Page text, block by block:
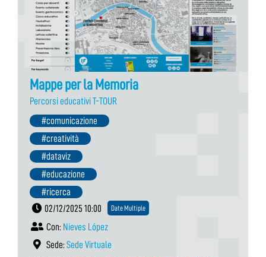
Mappe per la Memoria
Percorsi educativi T-TOUR
#comunicazione
#creatività
#dataviz
#educazione
#ricerca
02/12/2025 10:00
Date Multiple
Con: Nieves López
Sede: Sede Virtuale